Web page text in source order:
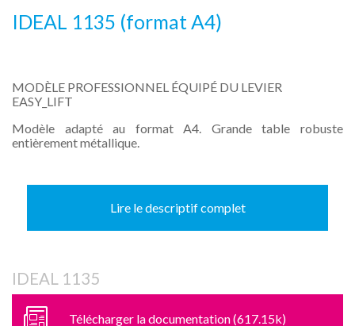
IDEAL 1135 (format A4)
MODÈLE PROFESSIONNEL ÉQUIPÉ DU LEVIER
EASY_LIFT
Modèle adapté au format A4. Grande table robuste
entièrement métallique.
Lire le descriptif complet
IDEAL 1135
Télécharger la documentation (617.15k)